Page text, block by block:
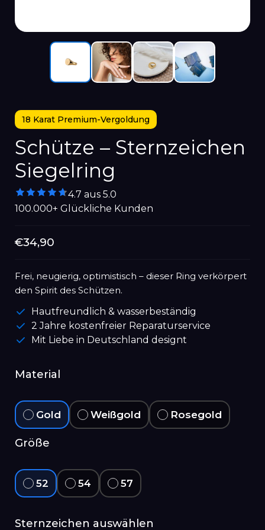
18 Karat Premium-Vergoldung
Schütze – Sternzeichen
Siegelring
4.7 aus 5.0
100.000+ Glückliche Kunden
Normaler
€34,90
Frei, neugierig, optimistisch – dieser Ring verkörpert
den Spirit des Schützen.
Hautfreundlich & wasserbeständig
2 Jahre kostenfreier Reparaturservice
Mit Liebe in Deutschland designt
Material
Gold Weißgold Rosegold
Größe
52 54 57
Sternzeichen auswählen